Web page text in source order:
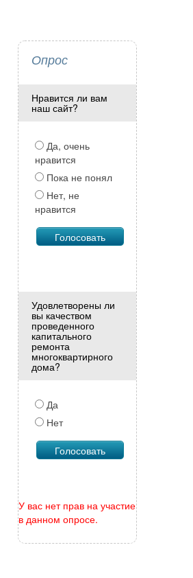
Опрос
Нравится ли вам
наш сайт?
Да, очень
нравится
Пока не понял
Нет, не
нравится
Удовлетворены ли
вы качеством
проведенного
капитального
ремонта
многоквартирного
дома?
Да
Нет
У вас нет прав на участие
в данном опросе.